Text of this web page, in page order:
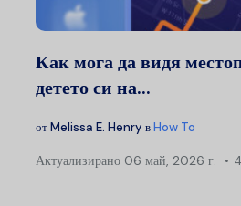
Как мога да видя
детето си на...
отMelissa E. Henry вHow To
Актуализирано 06 май, 2026 г.